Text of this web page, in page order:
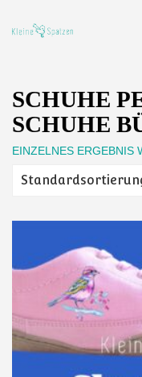
SCHUHE
SCHUHE
EINZELNES ERGEBNIS